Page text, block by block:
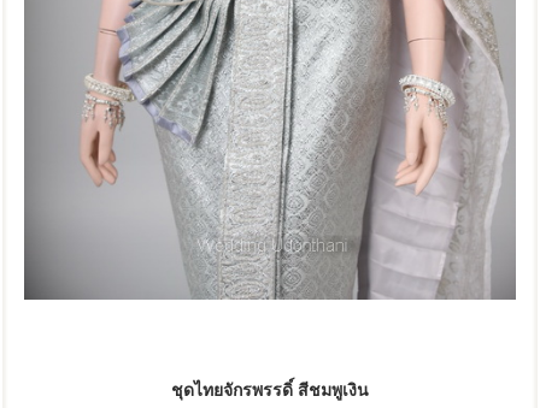
ชุดไทยจักรพรรดิ์ สีชมพูเงิน